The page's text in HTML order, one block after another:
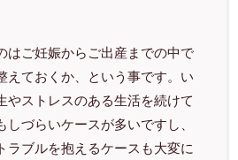
はご妊娠からご出産までの中で
えておくか、という事です。い
やストレスのある生活を続けて
づらいケースが多いですし、
ラブルを抱えるケースも大変に